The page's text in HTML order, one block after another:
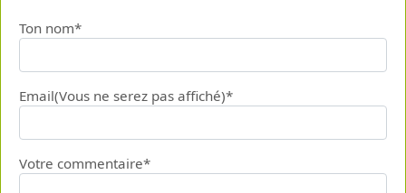
Ton nom*
Email(Vous ne serez pas affiché)*
Votre commentaire*